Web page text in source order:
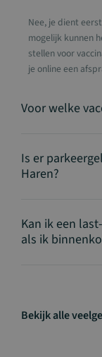
Nee, je dient
mogelijk kunnen
stellen voor
je online een
Voor welke
Is er
Haren?
Kan ik een
als ik
Bekijk alle